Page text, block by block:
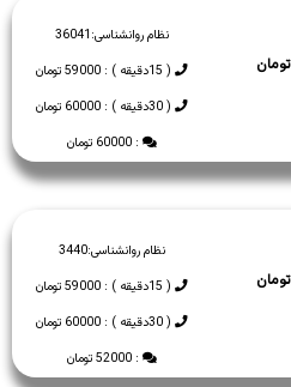
نظام روانشناسی:36041
( 15دقیقه ) : 59000 تومان
( 30دقیقه ) : 60000 تومان
: 60000 تومان
نظام روانشناسی:3440
( 15دقیقه ) : 59000 تومان
( 30دقیقه ) : 60000 تومان
: 52000 تومان